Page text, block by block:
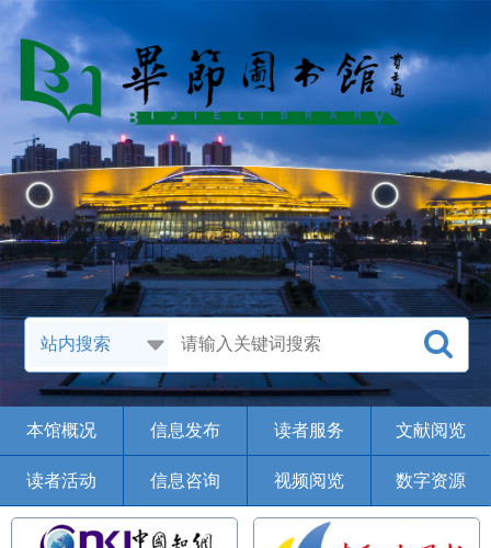
本馆概况 信息发布 读者服务 文献阅览
读者活动 信息咨询 视频阅览 数字资源